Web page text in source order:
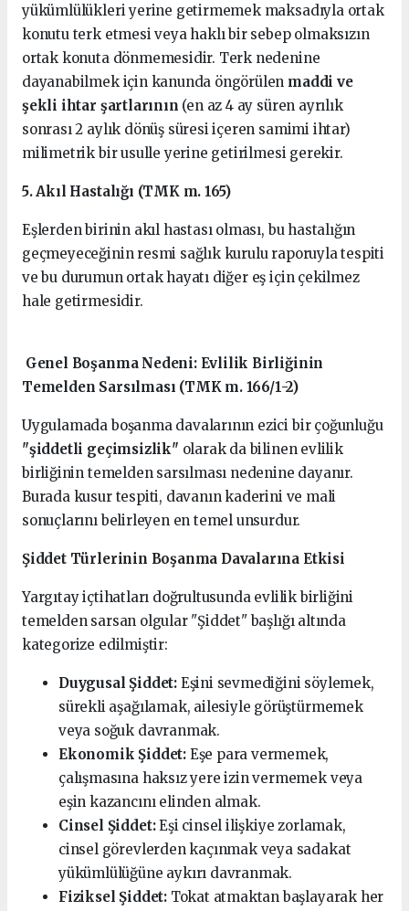
yükümlülükleri yerine getirmemek maksadıyla ortak
konutu terk etmesi veya haklı bir sebep olmaksızın
ortak konuta dönmemesidir. Terk nedenine
dayanabilmek için kanunda öngörülen maddi ve
şekli ihtar şartlarının (en az 4 ay süren ayrılık
sonrası 2 aylık dönüş süresi içeren samimi ihtar)
milimetrik bir usulle yerine getirilmesi gerekir.
5. Akıl Hastalığı (TMK m. 165)
Eşlerden birinin akıl hastası olması, bu hastalığın
geçmeyeceğinin resmi sağlık kurulu raporuyla tespiti
ve bu durumun ortak hayatı diğer eş için çekilmez
hale getirmesidir.
Genel Boşanma Nedeni: Evlilik Birliğinin
Temelden Sarsılması (TMK m. 166/1-2)
Uygulamada boşanma davalarının ezici bir çoğunluğu
"şiddetli geçimsizlik" olarak da bilinen evlilik
birliğinin temelden sarsılması nedenine dayanır.
Burada kusur tespiti, davanın kaderini ve mali
sonuçlarını belirleyen en temel unsurdur.
Şiddet Türlerinin Boşanma Davalarına Etkisi
Yargıtay içtihatları doğrultusunda evlilik birliğini
temelden sarsan olgular "Şiddet" başlığı altında
kategorize edilmiştir:
Duygusal Şiddet:Eşini sevmediğini söylemek,
sürekli aşağılamak, ailesiyle görüştürmemek
veya soğuk davranmak.
Ekonomik Şiddet:Eşe para vermemek,
çalışmasına haksız yere izin vermemek veya
eşin kazancını elinden almak.
Cinsel Şiddet:Eşi cinsel ilişkiye zorlamak,
cinsel görevlerden kaçınmak veya sadakat
yükümlülüğüne aykırı davranmak.
Fiziksel Şiddet:Tokat atmaktan başlayarak her